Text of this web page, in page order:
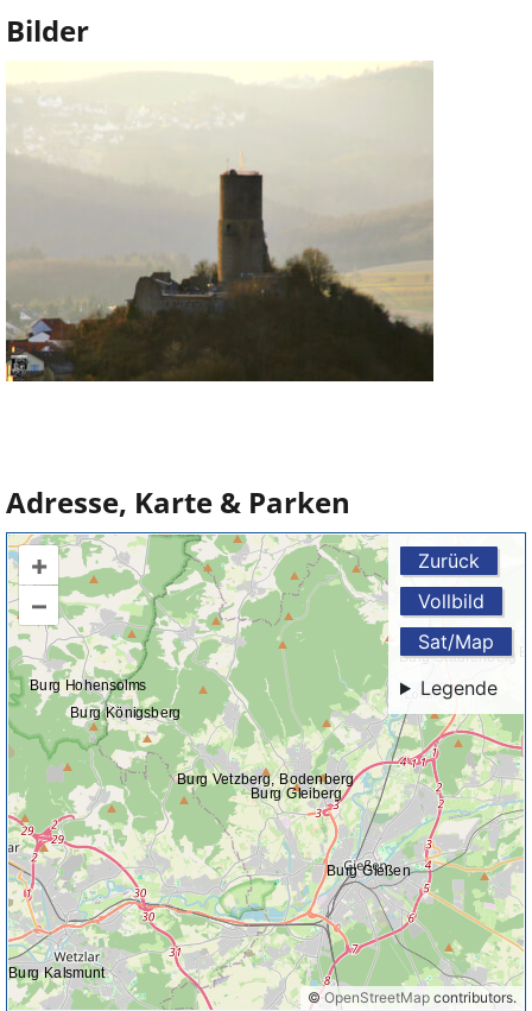
Bilder
Adresse, Karte & Parken